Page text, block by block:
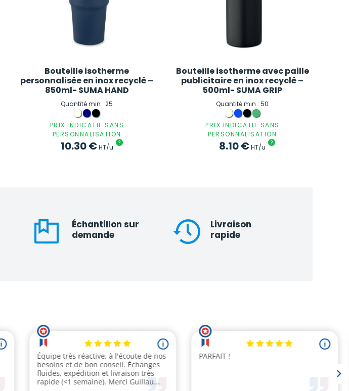
Bouteille isotherme
personnalisée en inox recyclé –
850ml- SUMA HAND
Quantité min : 25
PRIX INDICATIF SANS
PERSONNALISATION
10.30€HT/u
?
Bouteille isotherme avec paille
publicitaire en inox recyclé –
500ml- SUMA GRIP
Quantité min : 50
PRIX INDICATIF SANS
PERSONNALISATION
8.10€HT/u
?
Échantillon sur
demande
Livraison
rapide